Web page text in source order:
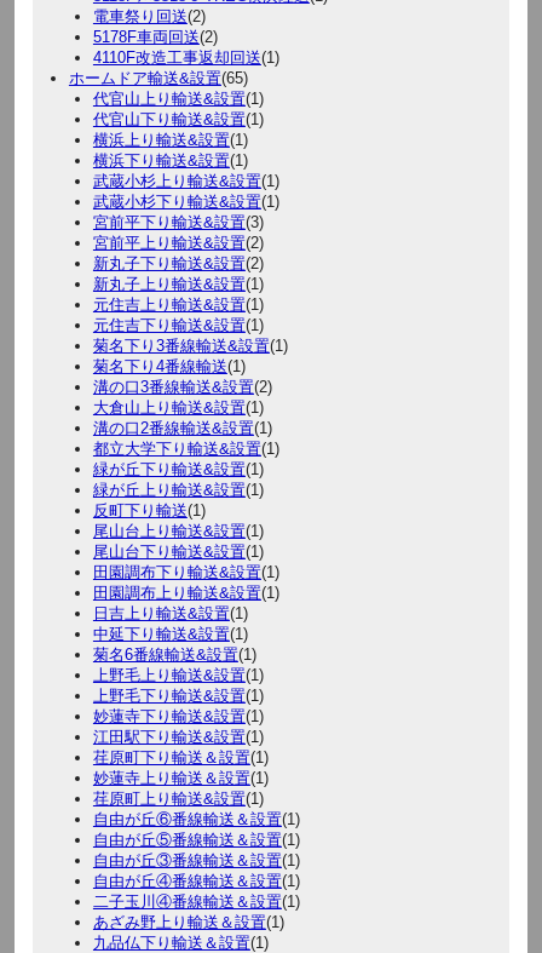
電車祭り回送(2)
5178F車両回送(2)
4110F改造工事返却回送(1)
ホームドア輸送&設置(65)
代官山上り輸送&設置(1)
代官山下り輸送&設置(1)
横浜上り輸送&設置(1)
横浜下り輸送&設置(1)
武蔵小杉上り輸送&設置(1)
武蔵小杉下り輸送&設置(1)
宮前平下り輸送&設置(3)
宮前平上り輸送&設置(2)
新丸子下り輸送&設置(2)
新丸子上り輸送&設置(1)
元住吉上り輸送&設置(1)
元住吉下り輸送&設置(1)
菊名下り3番線輸送&設置(1)
菊名下り4番線輸送(1)
溝の口3番線輸送&設置(2)
大倉山上り輸送&設置(1)
溝の口2番線輸送&設置(1)
都立大学下り輸送&設置(1)
緑が丘下り輸送&設置(1)
緑が丘上り輸送&設置(1)
反町下り輸送(1)
尾山台上り輸送&設置(1)
尾山台下り輸送&設置(1)
田園調布下り輸送&設置(1)
田園調布上り輸送&設置(1)
日吉上り輸送&設置(1)
中延下り輸送&設置(1)
菊名6番線輸送&設置(1)
上野毛上り輸送&設置(1)
上野毛下り輸送&設置(1)
妙蓮寺下り輸送&設置(1)
江田駅下り輸送&設置(1)
荏原町下り輸送＆設置(1)
妙蓮寺上り輸送＆設置(1)
荏原町上り輸送&設置(1)
自由が丘⑥番線輸送＆設置(1)
自由が丘⑤番線輸送＆設置(1)
自由が丘③番線輸送＆設置(1)
自由が丘④番線輸送＆設置(1)
二子玉川④番線輸送＆設置(1)
あざみ野上り輸送＆設置(1)
九品仏下り輸送＆設置(1)